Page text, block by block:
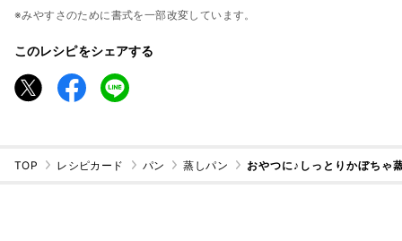
※みやすさのために書式を一部改変しています。
このレシピをシェアする
TOP レシピカード パン 蒸しパン おやつに♪しっとりかぼち